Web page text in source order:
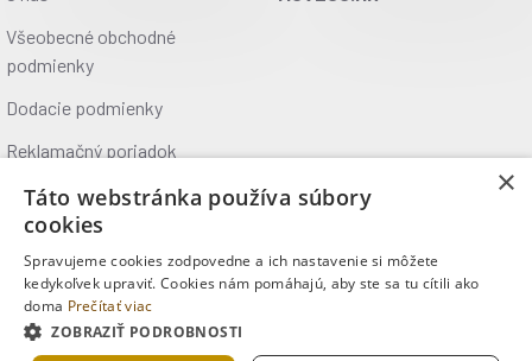
Všeobecné obchodné
podmienky
Dodacie podmienky
Reklamačný poriadok
Ochrana údajov
Kontakt
Kde nás nájdete
Copyright © 2025, MOVECO s.r.o., Všetky práva vyhradené
×
Táto webstránka používa súbory
cookies
Spravujeme cookies zodpovedne a ich nastavenie si môžete
kedykoľvek upraviť. Cookies nám pomáhajú, aby ste sa tu cítili ako
doma Prečítať viac
ZOBRAZIŤ PODROBNOSTI